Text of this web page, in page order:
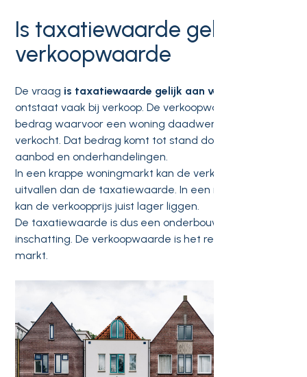
Is taxatiewaarde gelijk aan
verkoopwaarde
De vraag is taxatiewaarde gelijk aan verkoopwaarde
ontstaat vaak bij verkoop. De verkoopwaarde is het
bedrag waarvoor een woning daadwerkelijk wordt
verkocht. Dat bedrag komt tot stand door vraag en
aanbod en onderhandelingen.
In een krappe woningmarkt kan de verkoopprijs hoger
uitvallen dan de taxatiewaarde. In een rustige markt
kan de verkoopprijs juist lager liggen.
De taxatiewaarde is dus een onderbouwde
inschatting. De verkoopwaarde is het resultaat van de
markt.